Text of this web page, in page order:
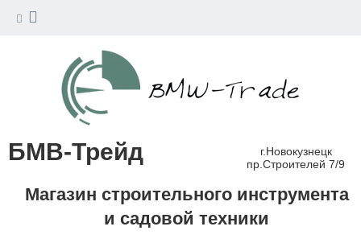
БМВ-Трейд
г.Новокузнецк
пр.Строителей 7/9
Магазин строительного инструмента
и садовой техники